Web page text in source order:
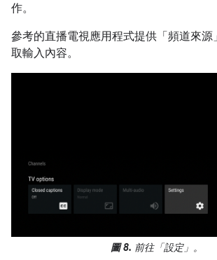
作。
參考的直播電視應用程式提供「頻道來
取輸入內容。
圖 8. 前往「設定」 。